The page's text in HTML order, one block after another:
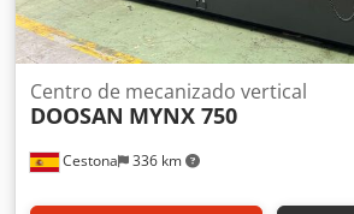
Cestona 336 km
Centro de mecanizado vertical
DOOSAN MYNX 750